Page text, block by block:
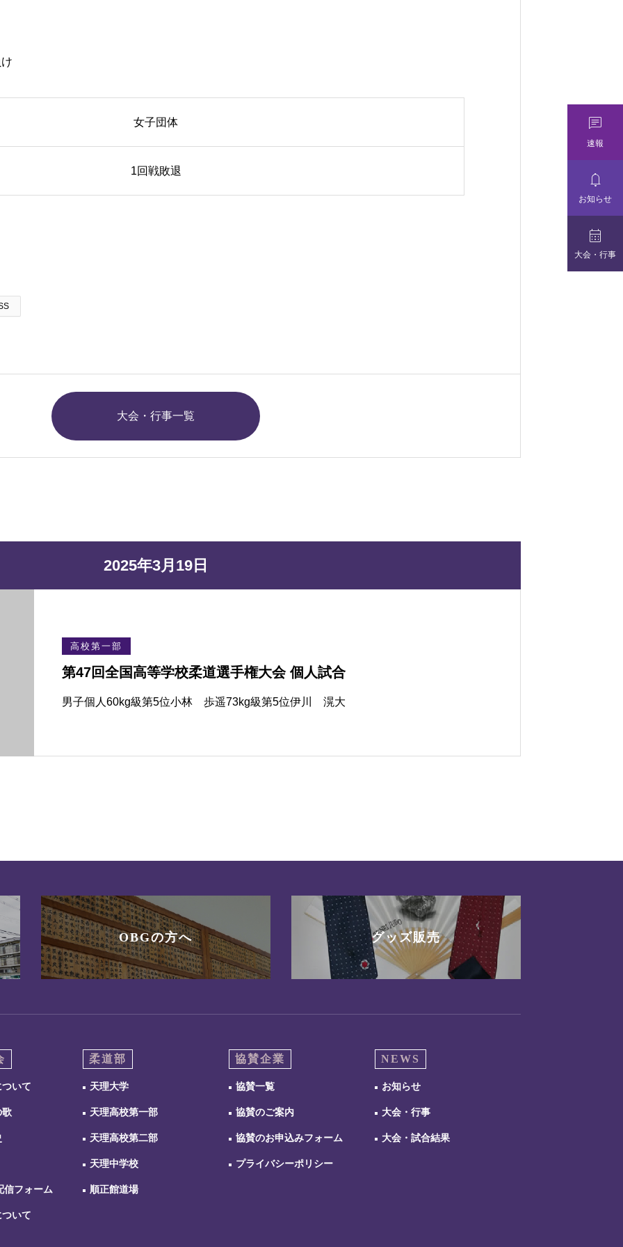
女子団体
1回戦敗退
大会・行事一覧
2025年3月19日
高校第一部
第47回全国高等学校柔道選手権大会 個人試合
男子個人60kg級第5位小林 歩遥73kg級第5位伊川 滉大
OBGの方へ グッズ販売
いて
歌
信フォーム
いて
柔道部
天理大学
天理高校第一部
天理高校第二部
天理中学校
順正館道場
協賛企業
協賛一覧
協賛のご案内
協賛のお申込みフォーム
プライバシーポリシー
NEWS
お知らせ
大会・行事
大会・試合結果

速報

お知らせ

大会・行事